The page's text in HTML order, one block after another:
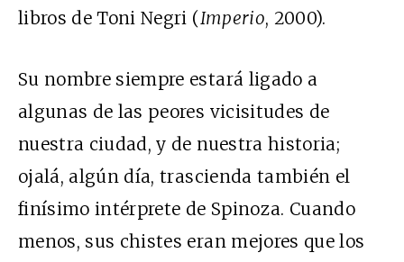
libros de Toni Negri (Imperio, 2000).
Su nombre siempre estará ligado a
algunas de las peores vicisitudes de
nuestra ciudad, y de nuestra historia;
ojalá, algún día, trascienda también el
finísimo intérprete de Spinoza. Cuando
menos, sus chistes eran mejores que los